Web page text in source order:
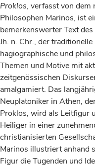
Proklos, verfasst von dem
Philosophen Marinos, ist
bemerkenswerter Text
Jh. n. Chr., der
hagiographische und
Themen und Motive mit
zeitgenössischen
amalgamiert. Das
Neuplatoniker in Athen,
Proklos, wird als Leitfigur
Heiliger in einer
christianisierten
Marinos illustriert anhand
Figur die Tugenden und